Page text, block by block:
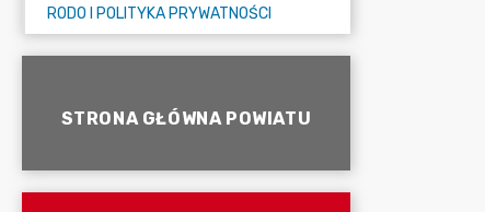
RODO I POLITYKA PRYWATNOŚCI
STRONA GŁÓWNA POWIATU